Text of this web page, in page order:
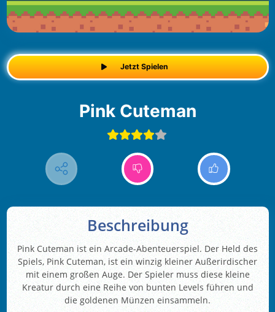
Jetzt Spielen
Pink Cuteman
Beschreibung
Pink Cuteman ist ein Arcade-Abenteuerspiel. Der Held des
Spiels, Pink Cuteman, ist ein winzig kleiner Außerirdischer
mit einem großen Auge. Der Spieler muss diese kleine
Kreatur durch eine Reihe von bunten Levels führen und
die goldenen Münzen einsammeln.